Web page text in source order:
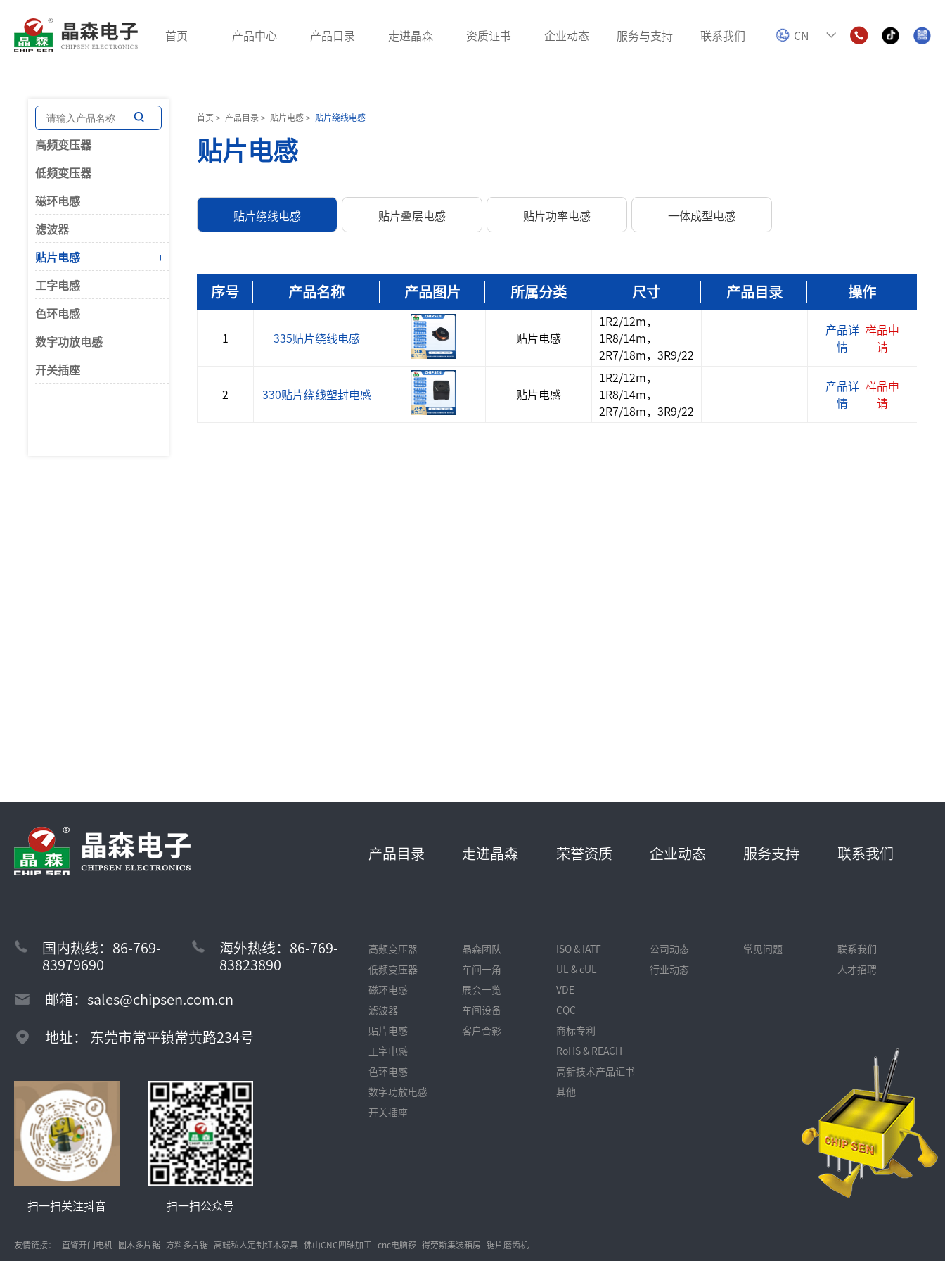
首页 产品中心 产品目录 走进晶森 资质证书 企业动态 服务与支持 联系我们 CN
高频变压器
开关电源变压器
脉冲变压器
回归变压器
贴片变压器
储能变压器
网络变压器
电流互感器
平板变压器
低频变压器
三相变压器
音频变压器
环形变压器
磁环电感
共模电感
PFC大电流电感
三相电感
贴片功率电感
一体成型电感
开关插座
高频变压器
低频变压器
磁环电感
滤波器
贴片电感
+
工字电感
色环电感
数字功放电感
开关插座
首页 > 产品目录> 贴片电感> 贴片绕线电感
贴片电感
贴片绕线电感 贴片叠层电感 贴片功率电感 一体成型电感
序号 产品名称
1 335贴片绕线电感
2 330贴片绕线塑封电感
产品图片 所属分类 尺寸 产品目录 操作
贴片电感
1R2/12m，
1R8/14m，
2R7/18m，3R9/22
产品详
情
样品申
请
贴片电感
1R2/12m，
1R8/14m，
2R7/18m，3R9/22
产品详
情
样品申
请
产品目录 走进晶森 荣誉资质 企业动态 服务支持 联系我们
国内热线：86-769-
83979690
海外热线：86-769-
83823890
邮箱：sales@chipsen.com.cn
地址： 东莞市常平镇常黄路234号
扫一扫关注抖音 扫一扫公众号
高频变压器
低频变压器
磁环电感
滤波器
贴片电感
工字电感
色环电感
数字功放电感
开关插座
晶森团队
车间一角
展会一览
车间设备
客户合影
ISO & IATF
UL & cUL
VDE
CQC
商标专利
RoHS & REACH
高新技术产品证书
其他
公司动态
行业动态
常见问题
联系我们
人才招聘
友情链接： 直臂开门电机 圆木多片锯 方料多片锯 高端私人定制红木家具 佛山CNC四轴加工 cnc电脑锣 得劳斯集装箱房 锯片磨齿机